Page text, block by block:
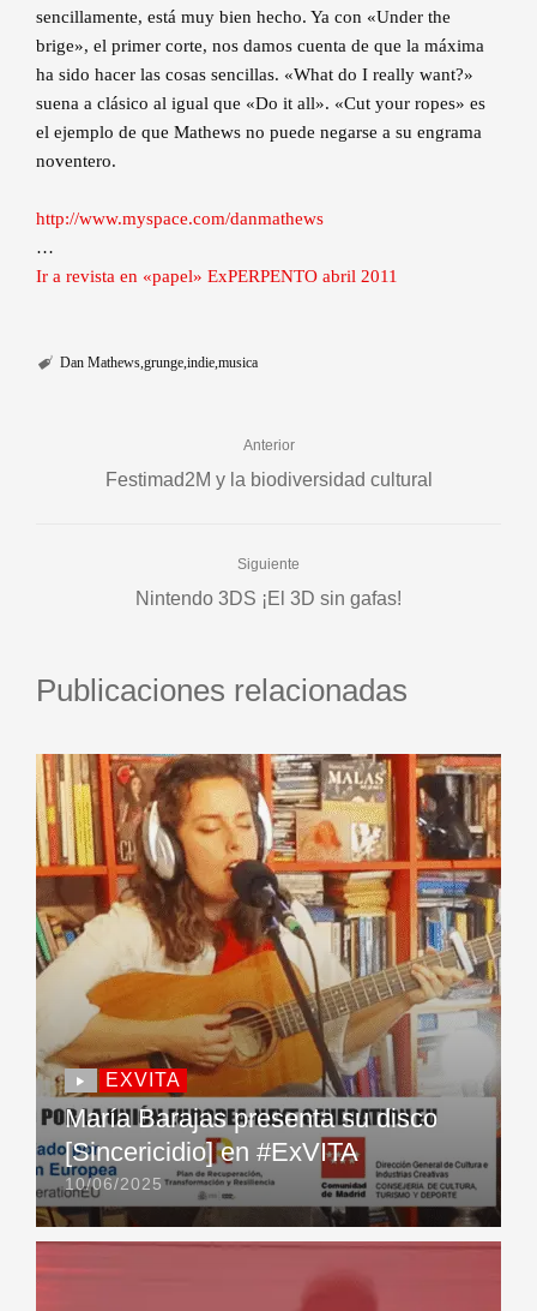
sencillamente, está muy bien hecho. Ya con «Under the
brige», el primer corte, nos damos cuenta de que la máxima
ha sido hacer las cosas sencillas. «What do I really want?»
suena a clásico al igual que «Do it all». «Cut your ropes» es
el ejemplo de que Mathews no puede negarse a su engrama
noventero.
http://www.myspace.com/danmathews
…
Ir a revista en «papel» ExPERPENTO abril 2011
Dan Mathews grunge indie musica
Anterior
Festimad2M y la biodiversidad cultural
Siguiente
Nintendo 3DS ¡El 3D sin gafas!
Publicaciones relacionadas
EXVITA
María Barajas presenta su disco
[Sincericidio] en #ExVITA
10/06/2025